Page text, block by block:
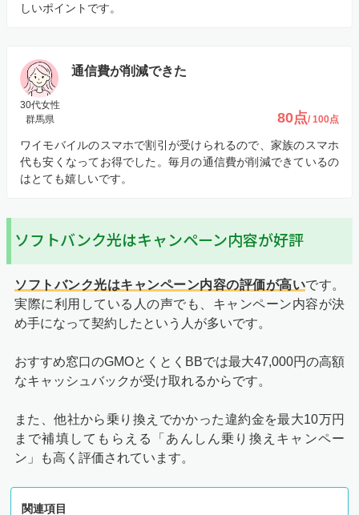
しいポイントです。
通信費が削減できた
30代女性
群馬県
80点/ 100点
ワイモバイルのスマホで割引が受けられるので、家族のスマホ
代も安くなってお得でした。毎月の通信費が削減できているの
はとても嬉しいです。
ソフトバンク光はキャンペーン内容が好評
ソフトバンク光はキャンペーン内容の評価が高いです。
実際に利用している人の声でも、キャンペーン内容が決
め手になって契約したという人が多いです。
おすすめ窓口のGMOとくとくBBでは最大47,000円の高額
なキャッシュバックが受け取れるからです。
また、他社から乗り換えでかかった違約金を最大10万円
まで補填してもらえる「あんしん乗り換えキャンペー
ン」も高く評価されています。
関連項目